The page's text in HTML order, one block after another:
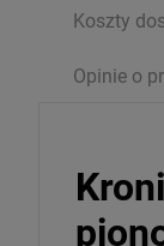
Koszty
Opinie o